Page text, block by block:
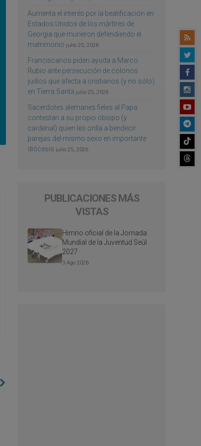
Aumenta el interés por la beatificación en
Estados Unidos de los mártires de
Georgia que murieron defendiendo el
matrimonio julio 25, 2026
Franciscanos piden ayuda a Marco
Rubio ante persecución de colonos
judíos que afecta a cristianos (y no sólo)
en Tierra Santa julio 25, 2026
Sacerdotes alemanes fieles al Papa
contestan a su propio obispo (y
cardenal) quien les orilla a bendecir
parejas del mismo sexo en importante
diócesis julio 25, 2026
PUBLICACIONES MÁS
VISTAS
Himno oficial de la Jornada
Mundial de la Juventud Seúl
2027
3 Ago 2026